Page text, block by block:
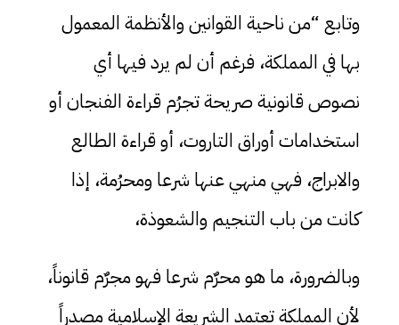
وتابع “من ناحية القوانين والأنظمة المعمول
بها في المملكة، فرغم أن لم يرد فيها أي
نصوص قانونية صريحة تجرُم قراءة الفنجان أو
استخدامات أوراق التاروت، أو قراءة الطالع
والابراج، فهي منهي عنها شرعا ومحرُمة، إذا
كانت من باب التنجيم والشعوذة،
وبالضرورة، ما هو محرٌم شرعا فهو مجرٌم قانوناً،
لأن المملكة تعتمد الشريعة الإسلامية مصدراً